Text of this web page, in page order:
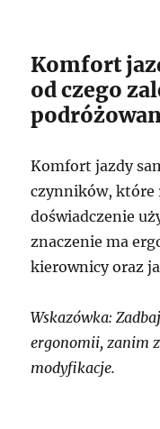
Komfort
od czego
Komfort jazdy
czynników, które
doświadczenie
znaczenie ma
kierownicy oraz
Wskazówka:
ergonomii, zanim
modyfikacje.